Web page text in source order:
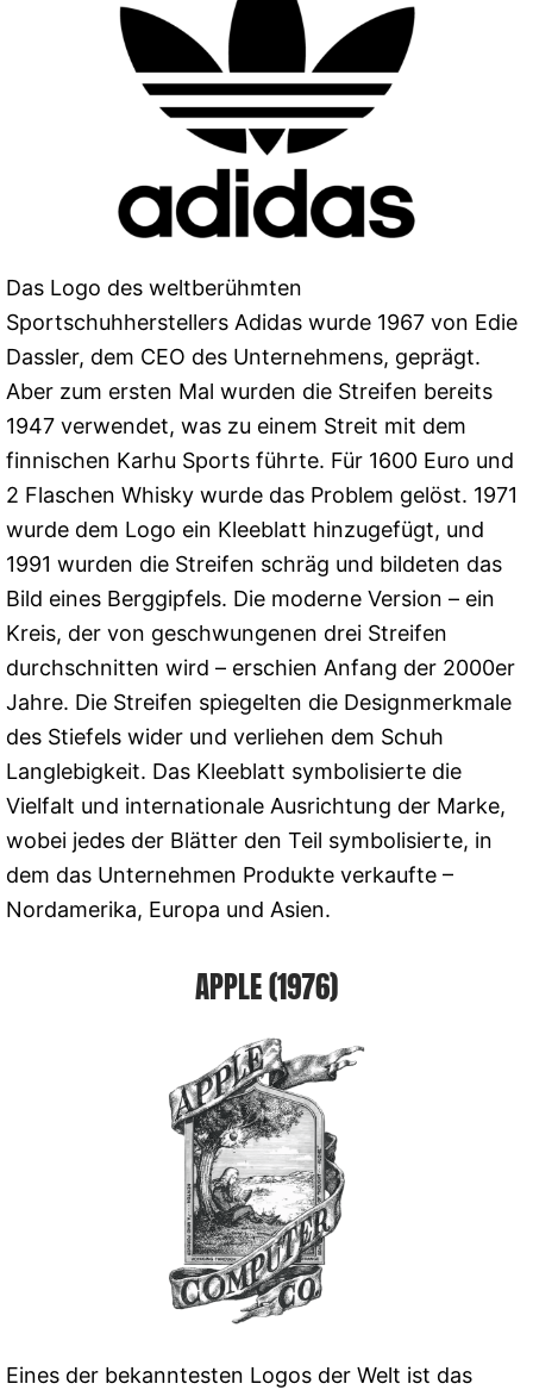
Das Logo des weltberühmten
Sportschuhherstellers Adidas wurde 1967 von Edie
Dassler, dem CEO des Unternehmens, geprägt.
Aber zum ersten Mal wurden die Streifen bereits
1947 verwendet, was zu einem Streit mit dem
finnischen Karhu Sports führte. Für 1600 Euro und
2 Flaschen Whisky wurde das Problem gelöst. 1971
wurde dem Logo ein Kleeblatt hinzugefügt, und
1991 wurden die Streifen schräg und bildeten das
Bild eines Berggipfels. Die moderne Version – ein
Kreis, der von geschwungenen drei Streifen
durchschnitten wird – erschien Anfang der 2000er
Jahre. Die Streifen spiegelten die Designmerkmale
des Stiefels wider und verliehen dem Schuh
Langlebigkeit. Das Kleeblatt symbolisierte die
Vielfalt und internationale Ausrichtung der Marke,
wobei jedes der Blätter den Teil symbolisierte, in
dem das Unternehmen Produkte verkaufte –
Nordamerika, Europa und Asien.
APPLE (1976)
Eines der bekanntesten Logos der Welt ist das